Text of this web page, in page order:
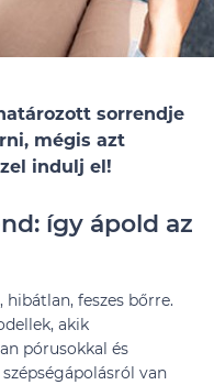
sorrendje
mégis azt
indulj el!
így ápold az
feszes bőrre.
akik
pórusokkal és
van